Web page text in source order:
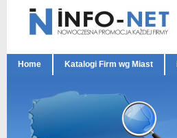
Home Katalogi Firm wg Miast